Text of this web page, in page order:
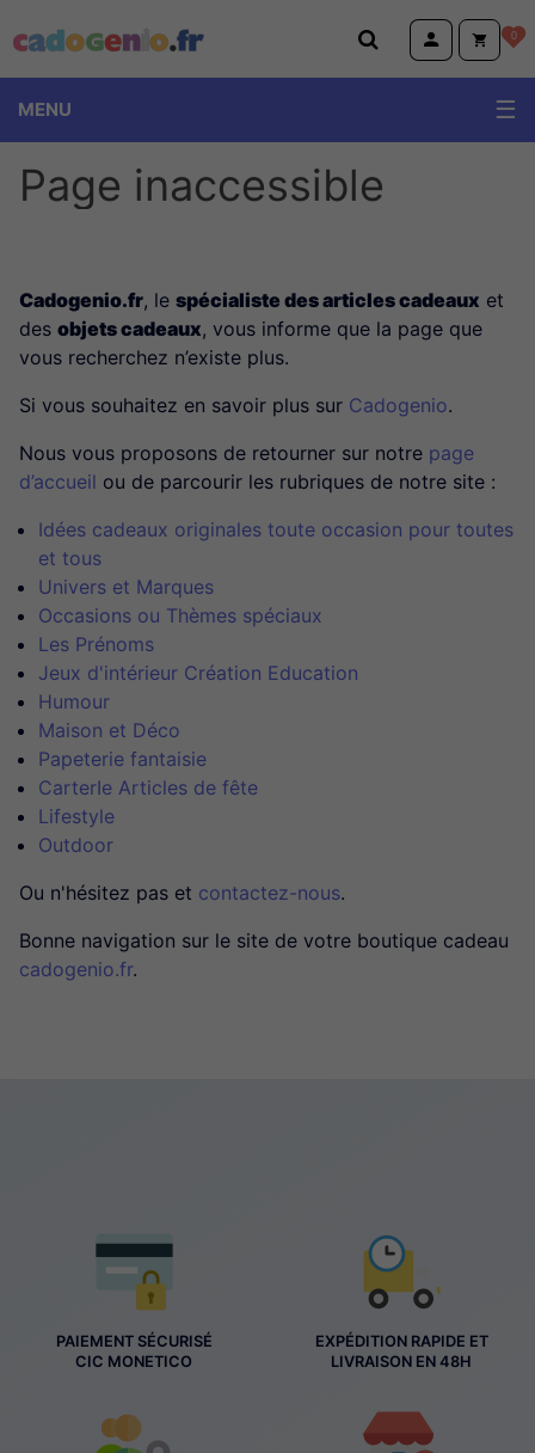
Cadogenio.fr 0
MENU
Page inaccessible
Cadogenio.fr, le spécialiste des articles cadeaux et
des objets cadeaux, vous informe que la page que
vous recherchez n’existe plus.
Si vous souhaitez en savoir plus sur Cadogenio.
Nous vous proposons de retourner sur notre page
d’accueil ou de parcourir les rubriques de notre site :
Idées cadeaux originales toute occasion pour toutes
et tous
Univers et Marques
Occasions ou Thèmes spéciaux
Les Prénoms
Jeux d'intérieur Création Education
Humour
Maison et Déco
Papeterie fantaisie
CarterIe Articles de fête
Lifestyle
Outdoor
Ou n'hésitez pas et contactez-nous.
Bonne navigation sur le site de votre boutique cadeau
cadogenio.fr.
PAIEMENT SÉCURISÉ
CIC MONETICO
EXPÉDITION RAPIDE ET
LIVRAISON EN 48H